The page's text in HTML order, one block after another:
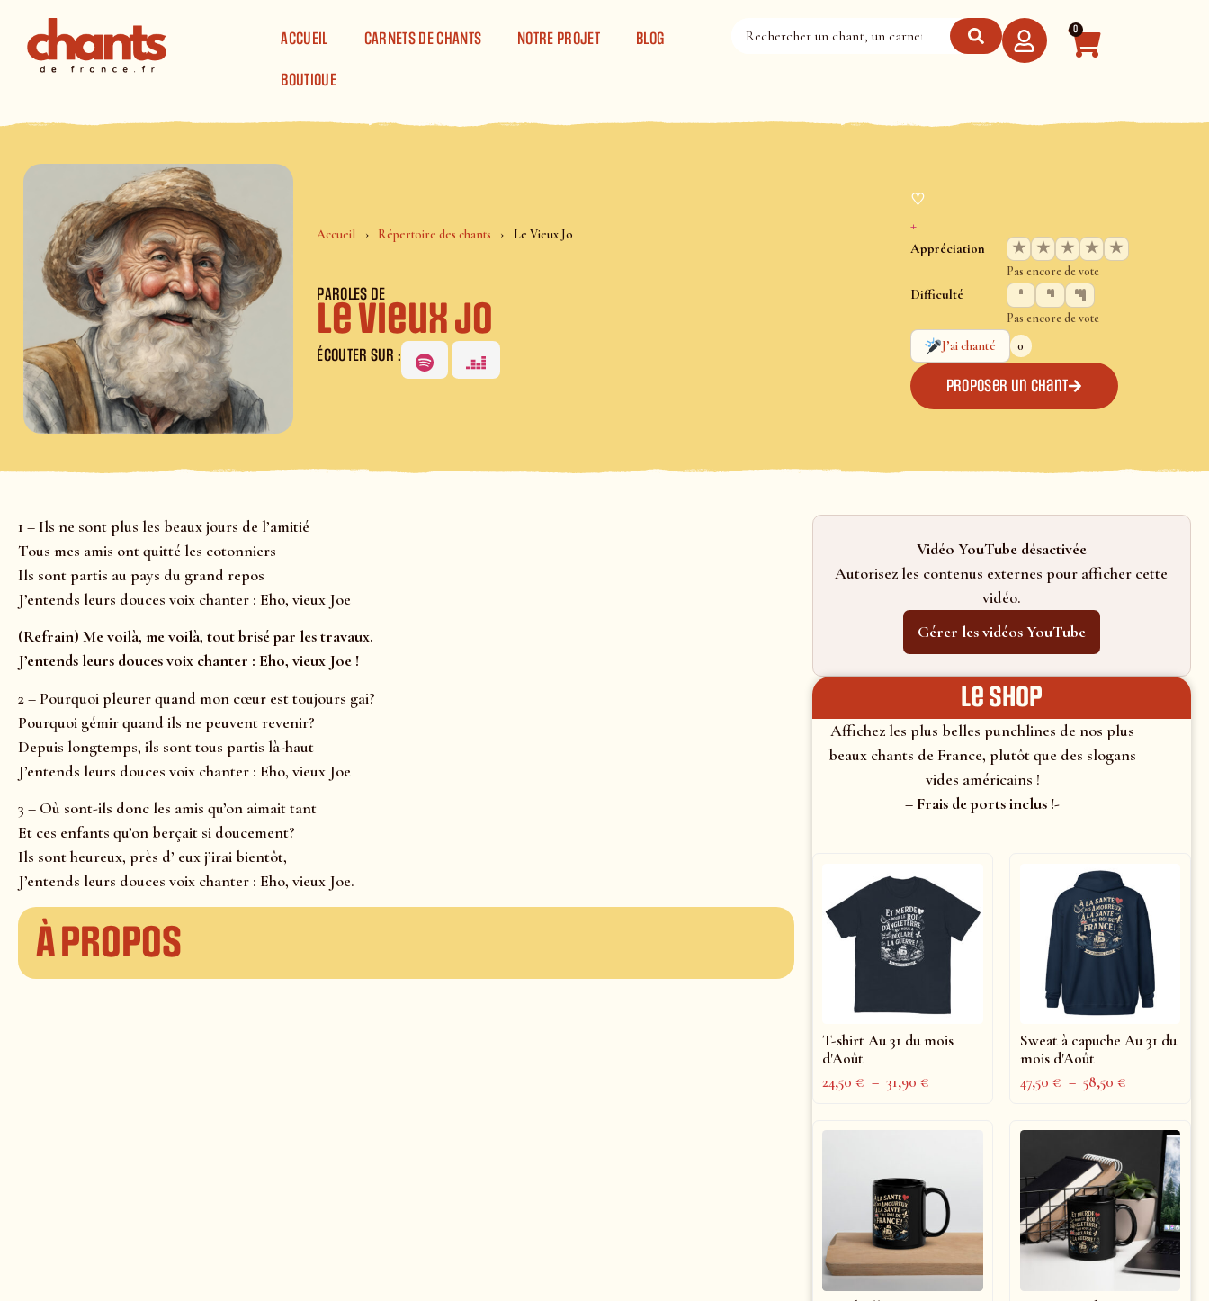
ACCUEIL
CARNETS DE CHANTS NOTRE PROJET BLOG
BOUTIQUE
0
Accueil Répertoire des chants Le Vieux Jo
PAROLES DE
Le Vieux Jo
ÉCOUTER SUR :
♡
+
Appréciation ★ ★ ★ ★ ★
Pas encore de vote
Difficulté
Pas encore de vote
J’ai chanté
0
Proposer un chant
1 – Ils ne sont plus les beaux jours de l’amitié
Tous mes amis ont quitté les cotonniers
Ils sont partis au pays du grand repos
J’entends leurs douces voix chanter : Eho, vieux Joe
(Refrain) Me voilà, me voilà, tout brisé par les travaux.
J’entends leurs douces voix chanter : Eho, vieux Joe !
2 – Pourquoi pleurer quand mon cœur est toujours gai?
Pourquoi gémir quand ils ne peuvent revenir?
Depuis longtemps, ils sont tous partis là-haut
J’entends leurs douces voix chanter : Eho, vieux Joe
3 – Où sont-ils donc les amis qu’on aimait tant
Et ces enfants qu’on berçait si doucement?
Ils sont heureux, près d’ eux j’irai bientôt,
J’entends leurs douces voix chanter : Eho, vieux Joe.
À propos
Vidéo YouTube désactivée
Autorisez les contenus externes pour afficher cette
vidéo.
Gérer les vidéos YouTube
le shop
Affichez les plus belles punchlines de nos plus
beaux chants de France, plutôt que des slogans
vides américains !
– Frais de ports inclus !-
T-shirt Au 31 du mois
d'Août
24,50€ – 31,90€
Sweat à capuche Au 31 du
mois d'Août
47,50€ – 58,50€